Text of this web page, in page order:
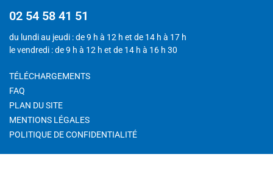
02 54 58 41 51
du lundi au jeudi : de 9 h à 12 h et de 14 h à 17 h
le vendredi : de 9 h à 12 h et de 14 h à 16 h 30
TÉLÉCHARGEMENTS
FAQ
PLAN DU SITE
MENTIONS LÉGALES
POLITIQUE DE CONFIDENTIALITÉ